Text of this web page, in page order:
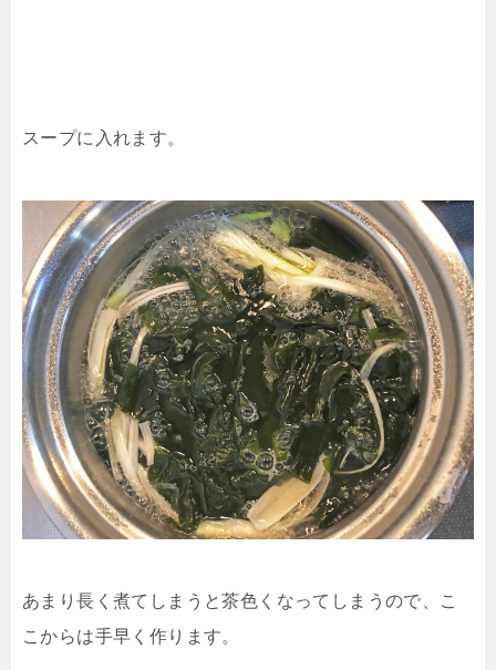
スープに入れます。
あまり長く煮てしまうと茶色くなってしまうので、こ
こからは手早く作ります。